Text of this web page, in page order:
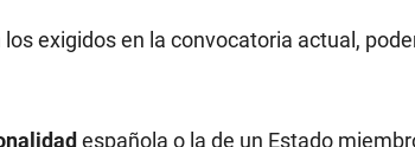
exigidos en la convocatoria actual,
española o la de un Estado